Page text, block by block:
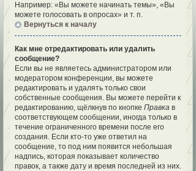
Например: «Вы можете начинать темы», «Вы
можете голосовать в опросах» и т. п.
Вернуться к началу
Как мне отредактировать или удалить
сообщение?
Если вы не являетесь администратором или
модератором конференции, вы можете
редактировать и удалять только свои
собственные сообщения. Вы можете перейти к
редактированию, щёлкнув по кнопке Правка в
соответствующем сообщении, иногда только в
течение ограниченного времени после его
создания. Если кто-то уже ответил на
сообщение, то под ним появится небольшая
надпись, которая показывает количество
правок, а также дату и время последней из них.